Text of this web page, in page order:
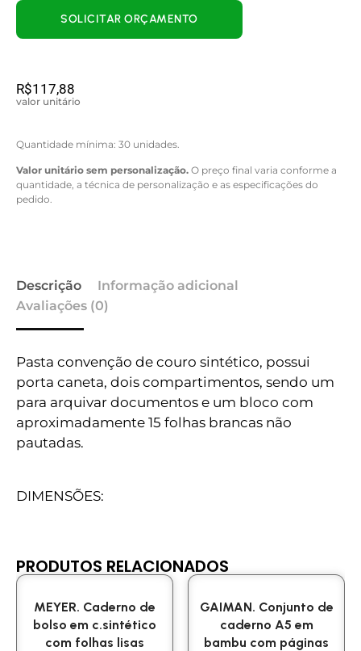
R$117,88
valor unitário
Quantidade mínima: 30 unidades.
Valor unitário sem personalização. O preço final varia conforme a
quantidade, a técnica de personalização e as especificações do
pedido.
SOLICITAR ORÇAMENTO
Descrição
Informação adicional
Avaliações (0)
Pasta convenção de couro sintético, possui
porta caneta, dois compartimentos, sendo um
para arquivar documentos e um bloco com
aproximadamente 15 folhas brancas não
pautadas.
DIMENSÕES:
PRODUTOS RELACIONADOS
MEYER. Caderno de
bolso em c.sintético
com folhas lisas
GAIMAN. Conjunto de
caderno A5 em
bambu com páginas